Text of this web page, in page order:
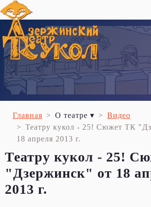
Главная О театре ▾
Видео
Театру кукол - 25! Сюжет ТК
18 апреля 2013 г.
Театру кукол - 25!
"Дзержинск" от 18
2013 г.